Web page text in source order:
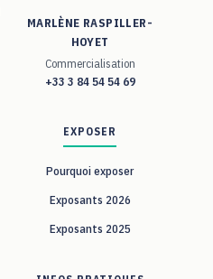
EXPOSER
Pourquoi exposer
Exposants 2026
Exposants 2025
MARLÈNE RASPILLER-
HOYET
Commercialisation
+33 3 84 54 54 69